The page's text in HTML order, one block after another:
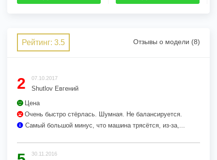
Рейтинг: 3.5 Отзывы о модели (8)
2 07.10.2017
Shutlov Евгений
Цена
Очень быстро стёрлась. Шумная. Не балансируется.
Самый большой минус, что машина трясётся, из-за,...
30.11.2016